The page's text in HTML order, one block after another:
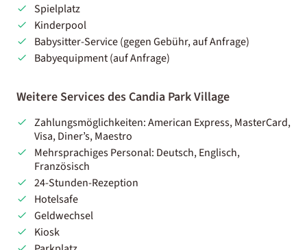
Spielplatz
Kinderpool
Babysitter-Service (gegen Gebühr, auf Anfrage)
Babyequipment (auf Anfrage)
Weitere Services des Candia Park Village
Zahlungsmöglichkeiten: American Express, MasterCard,
Visa, Diner’s, Maestro
Mehrsprachiges Personal: Deutsch, Englisch,
Französisch
24-Stunden-Rezeption
Hotelsafe
Geldwechsel
Kiosk